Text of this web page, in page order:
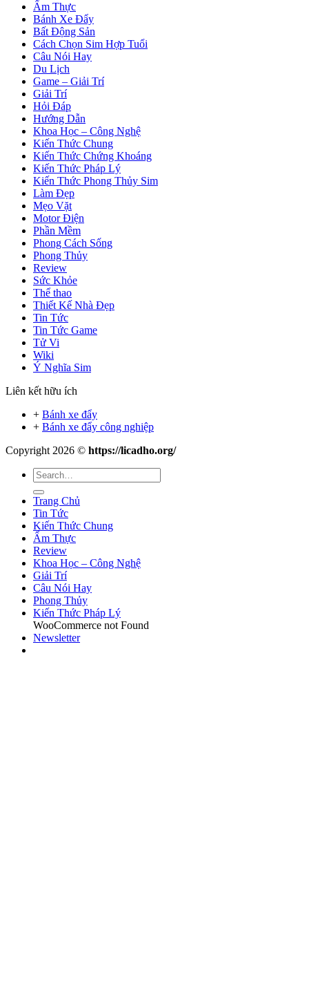
Ẩm Thực
Bánh Xe Đẩy
Bất Động Sản
Cách Chọn Sim Hợp Tuổi
Câu Nói Hay
Du Lịch
Game – Giải Trí
Giải Trí
Hỏi Đáp
Hướng Dẫn
Khoa Học – Công Nghệ
Kiến Thức Chung
Kiến Thức Chứng Khoáng
Kiến Thức Pháp Lý
Kiến Thức Phong Thủy Sim
Làm Đẹp
Mẹo Vặt
Motor Điện
Phần Mềm
Phong Cách Sống
Phong Thủy
Review
Sức Khỏe
Thể thao
Thiết Kế Nhà Đẹp
Tin Tức
Tin Tức Game
Tử Vi
Wiki
Ý Nghĩa Sim
Liên kết hữu ích
+ Bánh xe đẩy
+ Bánh xe đẩy công nghiệp
Copyright 2026 © https://licadho.org/
Trang Chủ
Tin Tức
Kiến Thức Chung
Ẩm Thực
Review
Khoa Học – Công Nghệ
Giải Trí
Câu Nói Hay
Phong Thủy
Kiến Thức Pháp Lý
WooCommerce not Found
Newsletter